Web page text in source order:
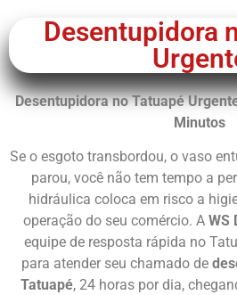
Desentupidora
Desentupidora no Tatuapé
Minutos
Se o esgoto transbordou, o vaso
parou, você não tem tempo a
hidráulica coloca em risco a
operação do seu comércio. A WS
equipe de resposta rápida no
para atender seu chamado de
Tatuapé, 24 horas por dia,